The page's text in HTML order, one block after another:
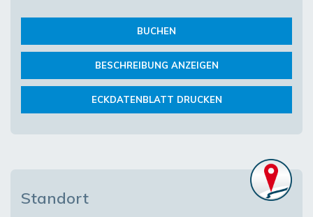
BUCHEN
BESCHREIBUNG ANZEIGEN
ECKDATENBLATT DRUCKEN
Standort